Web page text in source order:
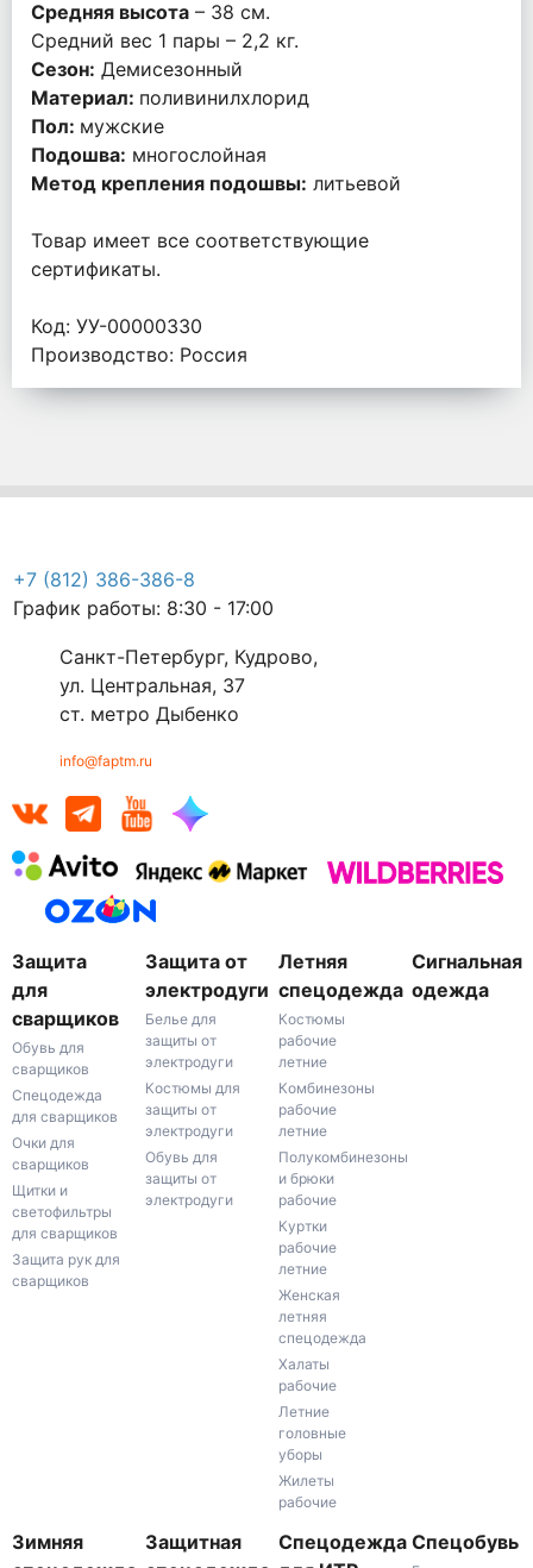
Средняя высота – 38 см.
Средний вес 1 пары – 2,2 кг.
Сезон: Демисезонный
Материал: поливинилхлорид
Пол: мужские
Подошва: многослойная
Метод крепления подошвы: литьевой
Товар имеет все соответствующие
сертификаты.
Код: УУ-00000330
Производство: Россия
+7 (812) 386-386-8
График работы: 8:30 - 17:00
Санкт-Петербург, Кудрово,
ул. Центральная, 37
ст. метро Дыбенко
info@faptm.ru
Защита
для
сварщиков
Обувь для
сварщиков
Спецодежда
для сварщиков
Очки для
сварщиков
Щитки и
светофильтры
для сварщиков
Защита рук для
сварщиков
Защита от
электродуги
Белье для
защиты от
электродуги
Костюмы для
защиты от
электродуги
Обувь для
защиты от
электродуги
Летняя
спецодежда
Костюмы
рабочие
летние
Комбинезоны
рабочие
летние
Полукомбинезоны
и брюки
рабочие
Куртки
рабочие
летние
Женская
летняя
спецодежда
Халаты
рабочие
Летние
головные
уборы
Жилеты
рабочие
Сигнальная
одежда
Зимняя
Защитная
Спецодежда Спецобувь